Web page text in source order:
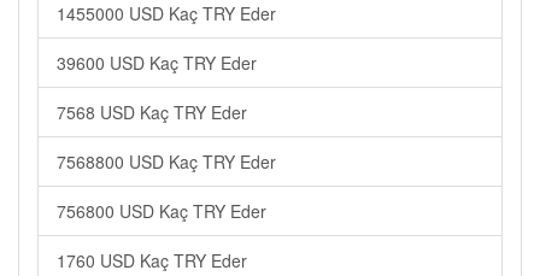
1455000 USD Kaç TRY Eder
39600 USD Kaç TRY Eder
7568 USD Kaç TRY Eder
7568800 USD Kaç TRY Eder
756800 USD Kaç TRY Eder
1760 USD Kaç TRY Eder